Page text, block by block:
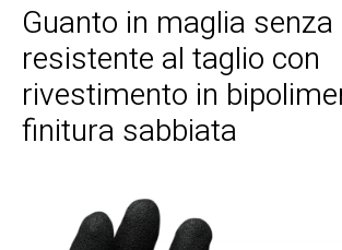
Guanto in maglia
resistente al taglio con
rivestimento in
finitura sabbiata